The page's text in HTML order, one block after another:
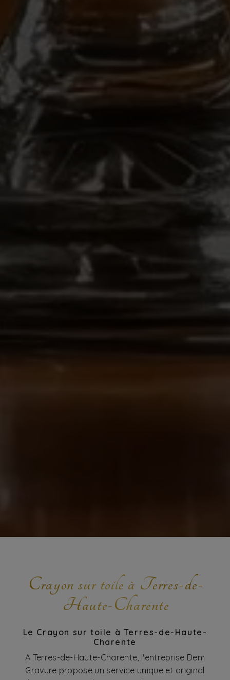
Crayon sur toile à Terres-de-
Haute-Charente
Le Crayon sur toile à Terres-de-Haute-
Charente
A Terres-de-Haute-Charente, l'entreprise Dem
Gravure propose un service unique et original